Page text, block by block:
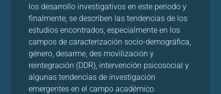
los desarrollo investigativos en este periodo y
finalmente, se describen las tendencias de los
estudios encontrados, especialmente en los
campos de caracterización socio-demográfica,
género, desarme, des movilización y
reintegración (DDR), intervención psicosocial y
algunas tendencias de investigación
emergentes en el campo académico.